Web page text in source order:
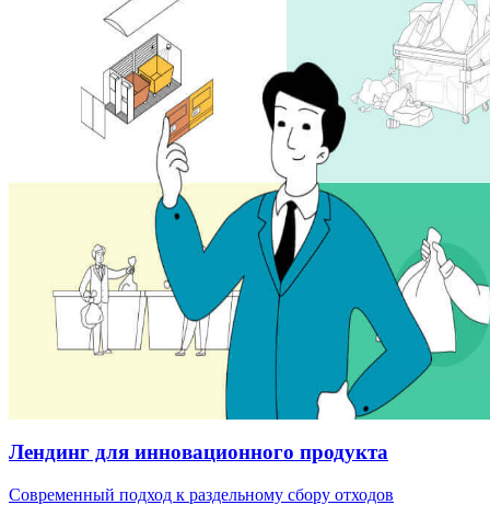
Лендинг для инновационного продукта
Современный подход к раздельному сбору отходов